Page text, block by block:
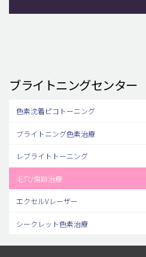
ブライトニングセンター
色素沈着ピコトーニング
ブライトニング色素治療
レブライトトーニング
毛穴/傷跡治療
エクセルVレーザー
シークレット色素治療